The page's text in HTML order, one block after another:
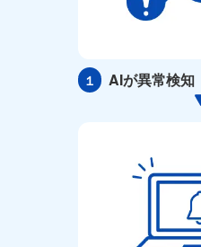
１ AIが異常検知